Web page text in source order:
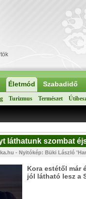
Életmód Szabadidő
Turizmus Természet
láthatunk szombat
- Nyitókép: Büki László
Kora estétől már
jól látható lesz a